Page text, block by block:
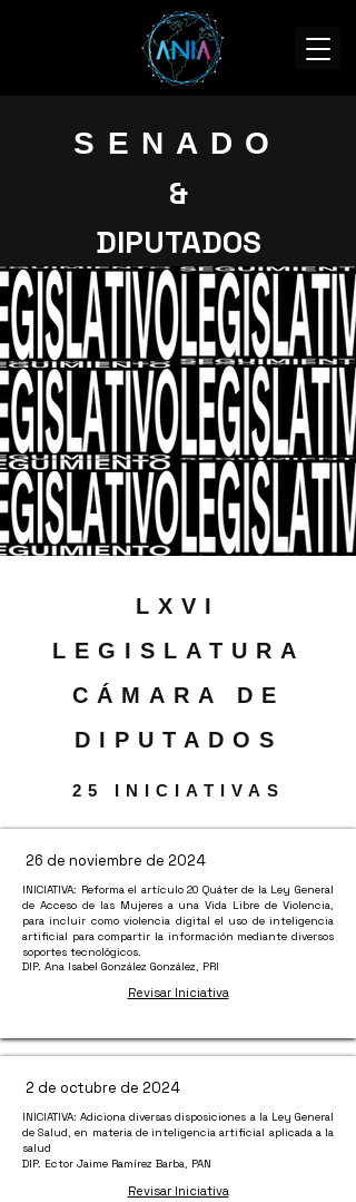
SENADO
&
DIPUTADOS
LXVI
LEGISLATURA
​CÁMARA DE
DIPUTADOS
25 INICIATIVAS
26 de noviembre de 2024
INICIATIVA: Reforma el artículo 20 Quáter de la Ley General
de Acceso de las Mujeres a una Vida Libre de Violencia,
para incluir como violencia digital el uso de inteligencia
artificial para compartir la información mediante diversos
soportes tecnológicos.
DIP. Ana Isabel González González, PRI
Revisar Iniciativa
2 de octubre de 2024
INICIATIVA: Adiciona diversas disposiciones a la Ley General
de Salud, en materia de inteligencia artificial aplicada a la
salud
DIP. Ector Jaime Ramírez Barba, PAN
Revisar Iniciativa